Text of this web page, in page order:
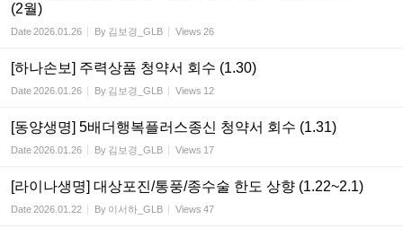
(2월)
Date2026.01.26 By 김보경_GLB Views 26
[하나손보] 주력상품 청약서 회수 (1.30)
Date2026.01.26 By 김보경_GLB Views 12
[동양생명] 5배더행복플러스종신 청약서 회수 (1.31)
Date2026.01.26 By 김보경_GLB Views 17
[라이나생명] 대상포진/통풍/종수술 한도 상향 (1.22~2.1)
Date2026.01.22 By 이서하_GLB Views 47